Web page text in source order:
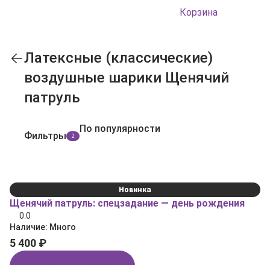
Корзина
Латексные (классические)
воздушные шарики Щенячий
патруль
Фильтры 2
По популярности
Новинка
Щенячий патруль: спецзадание — день рождения
0.0
Наличие: Много
5 400 ₽